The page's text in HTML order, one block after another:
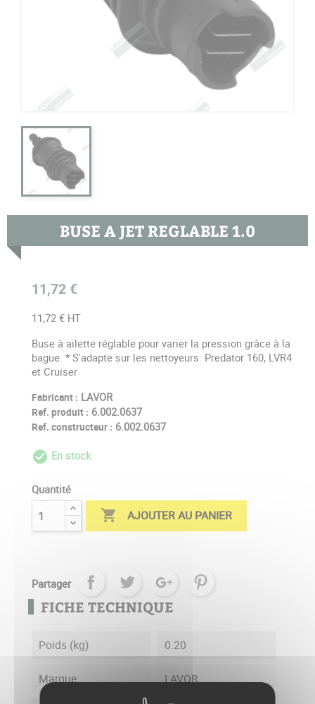
BUSE A JET REGLABLE 1.0
11,72 €
11,72 € HT
Buse à ailette réglable pour varier la pression grâce à la
bague. * S'adapte sur les nettoyeurs: Predator 160, LVR4
et Cruiser
Fabricant : LAVOR
Ref. produit : 6.002.0637
Ref. constructeur : 6.002.0637
check_circle_outline
En stock
Quantité
 AJOUTER AU PANIER
Partager
FICHE TECHNIQUE
Poids (kg) 0.20
Marque LAVOR